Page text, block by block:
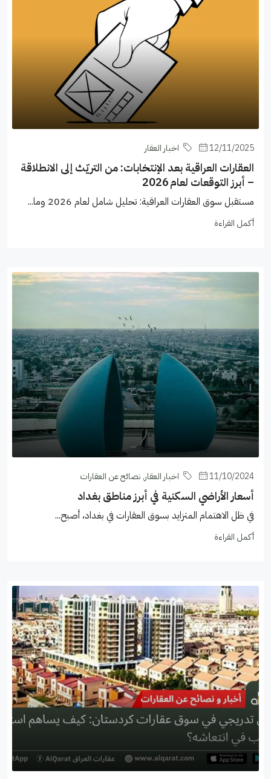
12/11/2025 اخبار العقار
العقارات العراقية بعد الإنتخابات: من التريّث إلى الانطلاقة
– أبرز التوقعات لعام 2026
مستقبل سوق العقارات العراقية: تحليل شامل لعام 2026 وما...
أكمل القراءة
11/10/2024 اخبار العقار, نصائح عن العقارات
أسعار الأراضي السكنية في أبرز مناطق بغداد
في ظل الاهتمام المتزايد بسوق العقارات في بغداد، أصبح...
أكمل القراءة